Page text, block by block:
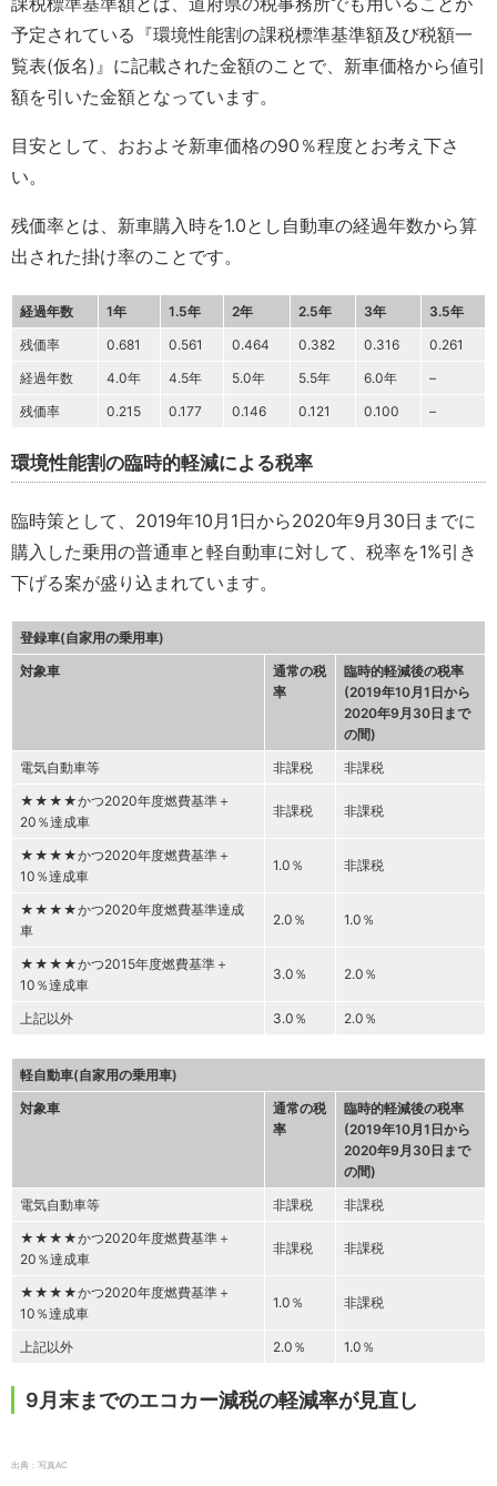
予定されている『環境性能割の課税標準基準額及び税額一
覧表(仮名)』に記載された金額のことで、新車価格から値引
額を引いた金額となっています。
目安として、おおよそ新車価格の90％程度とお考え下さ
い。
残価率とは、新車購入時を1.0とし自動車の経過年数から算
出された掛け率のことです。
経過年数 1年 1.5年 2年 2.5年 3年
3.5年
残価率
0.681 0.561 0.464 0.382 0.316
0.261
経過年数
4.0年 4.5年 5.0年 5.5年 6.0年
–
残価率
0.215 0.177 0.146 0.121 0.100 –
環境性能割の臨時的軽減による税率
臨時策として、2019年10月1日から2020年9月30日までに
購入した乗用の普通車と軽自動車に対して、税率を1%引き
下げる案が盛り込まれています。
登録車(自家用の乗用車)
対象車
通常の税
率
臨時的軽減後の税率
(2019年10月1日から
2020年9月30日まで
の間)
電気自動車等
非課税
非課税
★★★★かつ2020年度燃費基準＋
20％達成車
非課税 非課税
★★★★かつ2020年度燃費基準＋
10％達成車
1.0％ 非課税
★★★★かつ2020年度燃費基準達成
車
2.0％ 1.0％
★★★★かつ2015年度燃費基準＋
10％達成車
3.0％ 2.0％
上記以外 3.0％ 2.0％
軽自動車(自家用の乗用車)
対象車
通常の税
率
臨時的軽減後の税率
(2019年10月1日から
2020年9月30日まで
の間)
電気自動車等
非課税
非課税
★★★★かつ2020年度燃費基準＋
20％達成車
非課税 非課税
★★★★かつ2020年度燃費基準＋
10％達成車
1.0％ 非課税
上記以外 2.0％ 1.0％
9月末までのエコカー減税の軽減率が見直し
出典：写真AC